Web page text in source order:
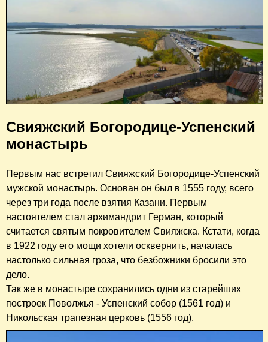
Свияжский Богородице-Успенский
монастырь
Первым нас встретил Свияжский Богородице-Успенский
мужской монастырь. Основан он был в 1555 году, всего
через три года после взятия Казани. Первым
настоятелем стал архимандрит Герман, который
считается святым покровителем Свияжска. Кстати, когда
в 1922 году его мощи хотели осквернить, началась
настолько сильная гроза, что безбожники бросили это
дело.
Так же в монастыре сохранились одни из старейших
построек Поволжья - Успенский собор (1561 год) и
Никольская трапезная церковь (1556 год).